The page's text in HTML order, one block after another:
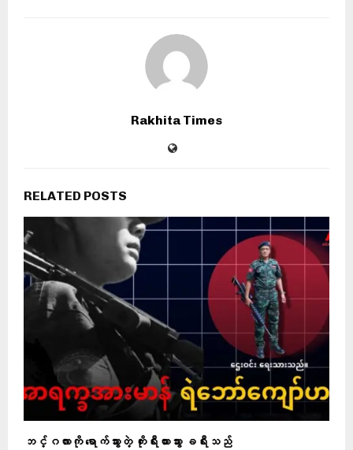
Rakhita Times
RELATED POSTS
ဘင်္ဂလားကို ရောက်သွားတဲ့ ကိုးရီးယားသွား ခရီးသည်